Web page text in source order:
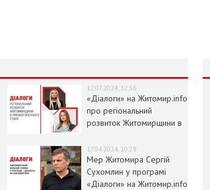
12.07.2024, 12:36
«Діалоги» на Житомир.info
про регіональний
розвиток Житомирщини в
17.04.2024, 10:29
Мер Житомира Сергій
Сухомлин у програмі
«Діалоги» на Житомир.info